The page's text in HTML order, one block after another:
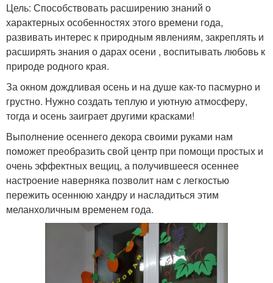
Цель: Способствовать расширению знаний о
характерных особенностях этого времени года,
развивать интерес к природным явлениям, закреплять и
расширять знания о дарах осени , воспитывать любовь к
природе родного края.
За окном дождливая осень и на душе как-то пасмурно и
грустно. Нужно создать теплую и уютную атмосферу,
тогда и осень заиграет другими красками!
Выполнение осеннего декора своими руками нам
поможет преобразить свой центр при помощи простых и
очень эффектных вещиц, а получившееся осеннее
настроение наверняка позволит нам с легкостью
пережить осеннюю хандру и насладиться этим
меланхоличным временем года.